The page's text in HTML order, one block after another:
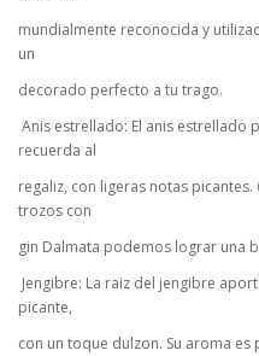
mundialmente reconocida y
un
decorado perfecto a tu trago.
 Anis estrellado: El anis
recuerda al
regaliz, con ligeras notas
trozos con
gin Dalmata podemos lograr una
 Jengibre: La raiz del jengibre
picante,
con un toque dulzon. Su aroma